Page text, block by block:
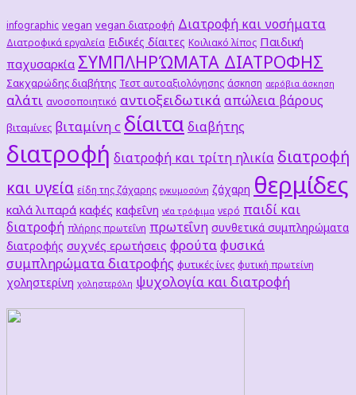
infographic vegan vegan διατροφή Διατροφή και νοσήματα
Διατροφικά εργαλεία Ειδικές δίαιτες Κοιλιακό λίπος Παιδική
παχυσαρκία ΣΥΜΠΛΗΡΏΜΑΤΑ ΔΙΑΤΡΟΦΗΣ
Σακχαρώδης διαβήτης Τεστ αυτοαξιολόγησης άσκηση αερόβια άσκηση
αλάτι ανοσοποιητικό αντιοξειδωτικά απώλεια βάρους
βιταμίνες βιταμίνη c δίαιτα διαβήτης
διατροφή διατροφή και τρίτη ηλικία διατροφή
και υγεία είδη της ζάχαρης εγκυμοσύνη ζάχαρη θερμίδες
καλά λιπαρά καφές καφεΐνη νέα τρόφιμα νερό παιδί και
διατροφή πλήρης πρωτεΐνη πρωτεΐνη συνθετικά συμπληρώματα
διατροφής συχνές ερωτήσεις φρούταφυσικά
συμπληρώματα διατροφής φυτικές ίνες φυτική πρωτείνη
χοληστερίνη χοληστερόλη ψυχολογία και διατροφή